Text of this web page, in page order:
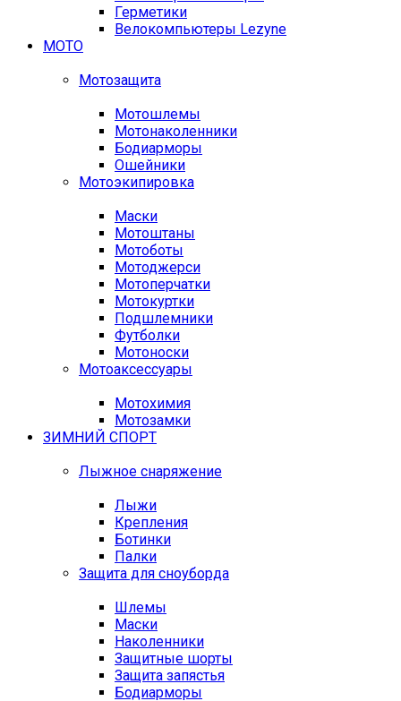
Герметики
Велокомпьютеры Lezyne
МОТО
Мотозащита
Мотошлемы
Мотонаколенники
Бодиарморы
Ошейники
Мотоэкипировка
Маски
Мотоштаны
Мотоботы
Мотоджерси
Мотоперчатки
Мотокуртки
Подшлемники
Футболки
Мотоноски
Мотоаксессуары
Мотохимия
Мотозамки
ЗИМНИЙ СПОРТ
Лыжное снаряжение
Лыжи
Крепления
Ботинки
Палки
Защита для сноуборда
Шлемы
Маски
Наколенники
Защитные шорты
Защита запястья
Бодиарморы